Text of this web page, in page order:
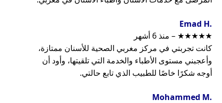
.Emad H
★★★★★ – منذ 6 أشهر
كانت تجربتي في مركز مغربي الصحية للأسنان ممتازة،
وأعجبني مستوى الأطباء والخدمة التي تلقيتها، وأود أن
أوجه شكرًا خاصًا للطبيب الذي تابع حالتي.
.Mohammed M